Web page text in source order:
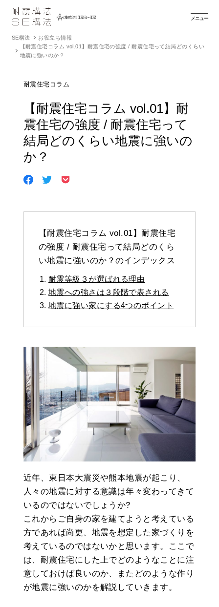
メニュー
SE構法
お役立ち情報
【耐震住宅コラム vol.01】耐震住宅の強度 / 耐震住宅って結局どのくらい
地震に強いのか？
耐震住宅コラム
【耐震住宅コラム vol.01】耐
震住宅の強度 / 耐震住宅って
結局どのくらい地震に強いの
か？
【耐震住宅コラム vol.01】耐震住宅
の強度 / 耐震住宅って結局どのくら
い地震に強いのか？のインデックス
耐震等級３が選ばれる理由
地震への強さは３段階で表される
地震に強い家にする4つのポイント
近年、東日本大震災や熊本地震が起こり、
人々の地震に対する意識は年々変わってきて
いるのではないでしょうか?
これからご自身の家を建てようと考えている
方であれば尚更、地震を想定した家づくりを
考えているのではないかと思います。ここで
は、耐震住宅にした上でどのようなことに注
意しておけば良いのか、またどのような作り
が地震に強いのかを解説していきます。